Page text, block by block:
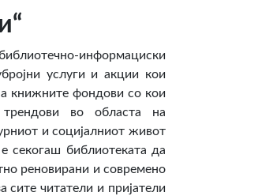
информациски
услуги и акции кои
книжните фондови со кои
трендови во областа на
и социјалниот живот
секогаш библиотеката да
реновирани и современо
сите читатели и пријатели